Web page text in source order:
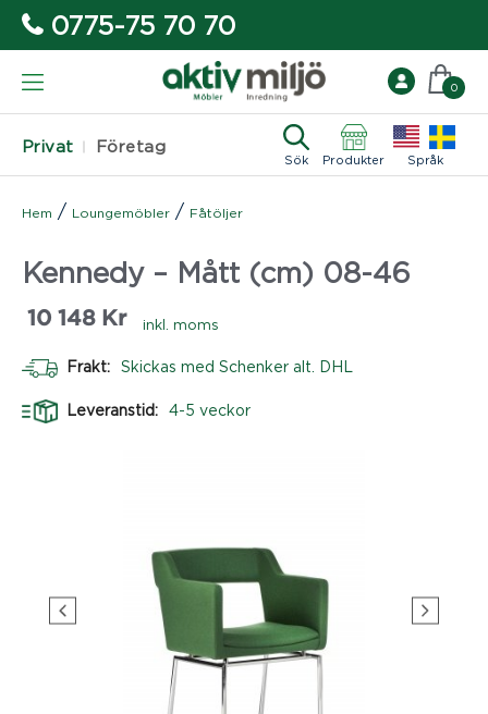
0775-75 70 70
Privat Företag
Sök Produkter Språk
0
Hem / Loungemöbler / Fåtöljer
Kennedy – Mått (cm) 08-46
10 148 Kr inkl. moms
Frakt: Skickas med Schenker alt. DHL
Leveranstid: 4-5 veckor